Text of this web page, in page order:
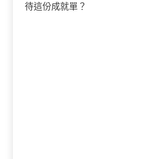
待這份成就單？